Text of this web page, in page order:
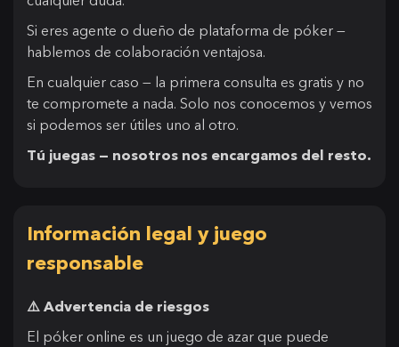
Si eres agente o dueño de plataforma de póker —
hablemos de colaboración ventajosa.
En cualquier caso — la primera consulta es gratis y no
te compromete a nada. Solo nos conocemos y vemos
si podemos ser útiles uno al otro.
Tú juegas — nosotros nos encargamos del resto.
Información legal y juego
responsable
⚠️ Advertencia de riesgos
El póker online es un juego de azar que puede